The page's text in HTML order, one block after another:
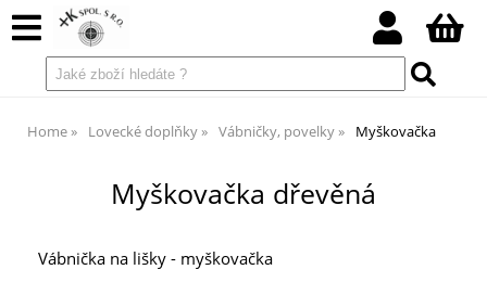
Home Lovecké doplňky Vábničky, povelky Myškovačka
Myškovačka dřevěná
Vábnička na lišky - myškovačka